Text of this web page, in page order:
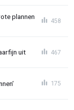
plannen
458
uit 467
175